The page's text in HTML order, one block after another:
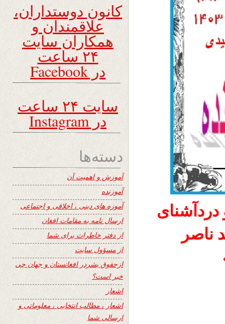
ناصر
کانون دوستداران،
علاقمندان و
همکاران سایت
۲۴ ساعت
در Facebook
سایت ۲۴ ساعت
در Instagram
دسته‌ها
آموزش و اهمیت آن
آموزنده
آموزه های دینی ، اخلاقی و اجتماعی
ارسال نامه به مقامات افغان
از دفتر خاطرات برای شما
از مسؤول سایت
ازحقوق بشردر افغانستان و جهان چی
خبر است؟
اشعار
اشعار ، مطالب انتخابی ، معلوماتی و
ارسالی شما